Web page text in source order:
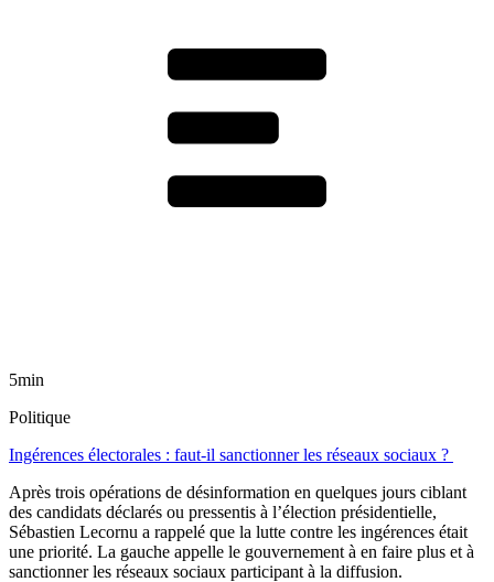
5min
Politique
Ingérences électorales : faut-il sanctionner les réseaux sociaux ?
Après trois opérations de désinformation en quelques jours ciblant
des candidats déclarés ou pressentis à l’élection présidentielle,
Sébastien Lecornu a rappelé que la lutte contre les ingérences était
une priorité. La gauche appelle le gouvernement à en faire plus et à
sanctionner les réseaux sociaux participant à la diffusion.